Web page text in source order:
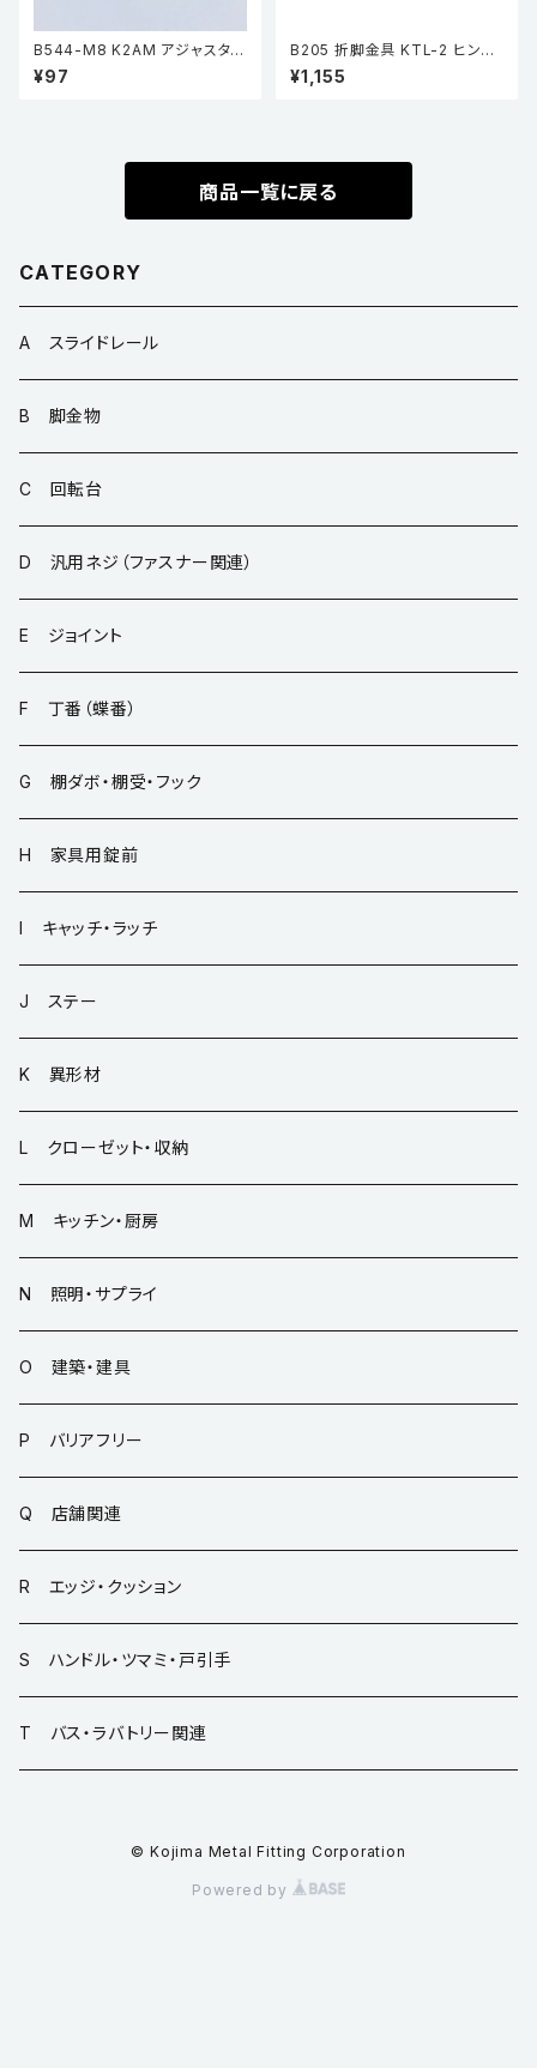
B544-M8 K2AM アジャスター
透明
¥97
B205 折脚金具 KTL-2 ヒンジ
黒亜鉛
¥1,155
商品一覧に戻る
CATEGORY
A スライドレール
B 脚金物
C 回転台
D 汎用ネジ（ファスナー関連）
E ジョイント
F 丁番（蝶番）
G 棚ダボ・棚受・フック
H 家具用錠前
I キャッチ・ラッチ
J ステー
K 異形材
L クローゼット・収納
M キッチン・厨房
N 照明・サプライ
O 建築・建具
P バリアフリー
Q 店舗関連
R エッジ・クッション
S ハンドル・ツマミ・戸引手
T バス・ラバトリー関連
© Kojima Metal Fitting Corporation
Powered by